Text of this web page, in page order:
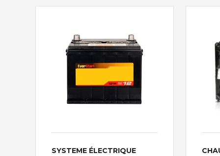
SYSTEME ÉLECTRIQUE